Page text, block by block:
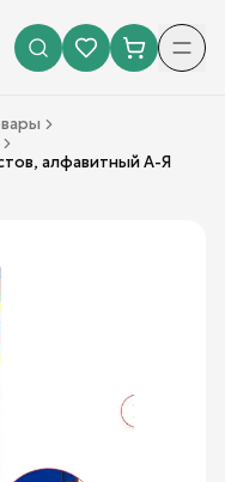
алфавитный А-Я